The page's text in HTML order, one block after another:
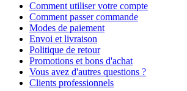
Comment utiliser votre compte
Comment passer commande
Modes de paiement
Envoi et livraison
Politique de retour
Promotions et bons d'achat
Vous avez d'autres questions ?
Clients professionnels